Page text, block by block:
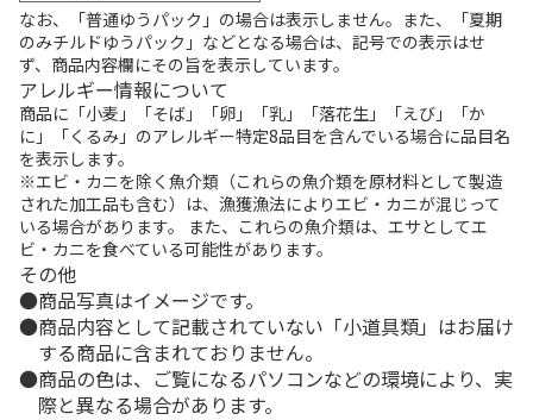
なお、「普通ゆうパック」の場合は表示しません。また、「夏期
のみチルドゆうパック」などとなる場合は、記号での表示はせ
ず、商品内容欄にその旨を表示しています。
アレルギー情報について
商品に「小麦」「そば」「卵」「乳」「落花生」「えび」「か
に」「くるみ」のアレルギー特定8品目を含んでいる場合に品目名
を表示します。
※エビ・カニを除く魚介類（これらの魚介類を原材料として製造
された加工品も含む）は、漁獲漁法によりエビ・カニが混じって
いる場合があります。 また、これらの魚介類は、エサとしてエ
ビ・カニを食べている可能性があります。
その他
商品写真はイメージです。
商品内容として記載されていない「小道具類」はお届け
する商品に含まれておりません。
商品の色は、ご覧になるパソコンなどの環境により、実
際と異なる場合があります。